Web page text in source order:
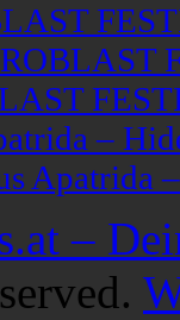
–
Apatrida
–